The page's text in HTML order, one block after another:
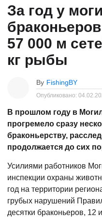
За год у
57 000 м
кг рыбы
By FishingBY
Опубликовано:
В прошлом году в
прогремело сразу
браконьерству,
продолжается до сих
Усилиями работников
инспекции охраны
год на территории
грубых нарушений
десятки браконьеров, 12